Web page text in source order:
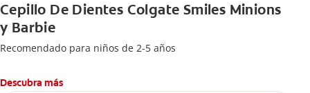
Cepillo De Dientes Colgate Smiles Minions
y Barbie
Recomendado para niños de 2-5 años
Descubra más